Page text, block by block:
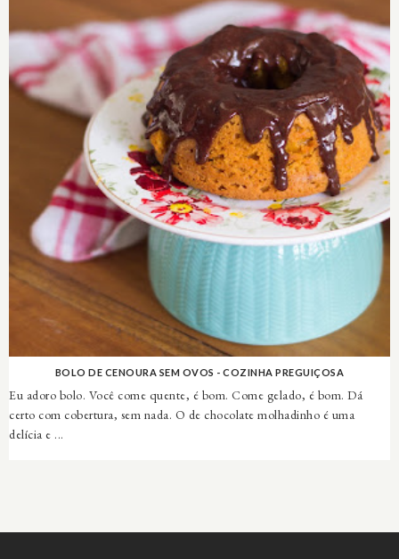
BOLO DE CENOURA SEM OVOS - COZINHA PREGUIÇOSA
Eu adoro bolo. Você come quente, é bom. Come gelado, é bom. Dá
certo com cobertura, sem nada. O de chocolate molhadinho é uma
delícia e ...